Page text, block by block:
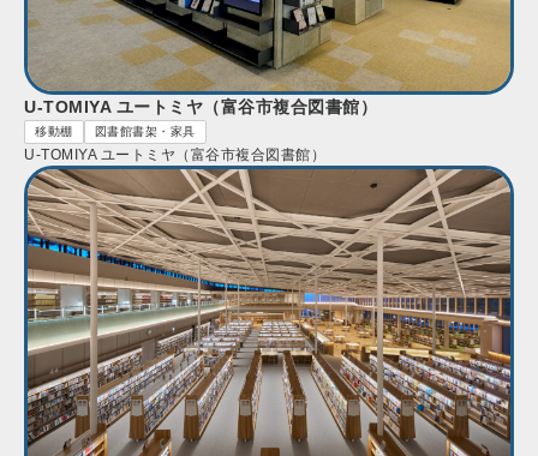
U-TOMIYA ユートミヤ（富谷市複合図書館）
移動棚 図書館書架・家具
U-TOMIYA ユートミヤ（富谷市複合図書館）